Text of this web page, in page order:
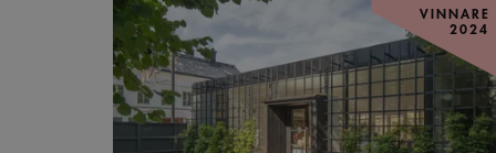
priset
går
till
mästerverk
i
liten
skala
VINNARE
2024
LLC
_ga_YPLQ693FFW
__Secure-
_cs_id
_cfuvid
__cf_bm Cloudflare
.vimeo.com